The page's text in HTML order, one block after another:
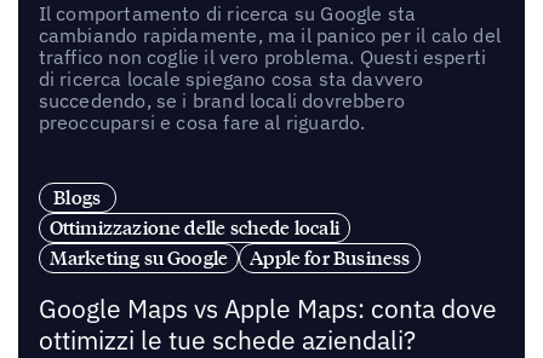
Il comportamento di ricerca su Google sta
cambiando rapidamente, ma il panico per il calo del
traffico non coglie il vero problema. Questi esperti
di ricerca locale spiegano cosa sta davvero
succedendo, se i brand locali dovrebbero
preoccuparsi e cosa fare al riguardo.
Blogs
Ottimizzazione delle schede locali
Marketing su Google
Apple for Business
Google Maps vs Apple Maps: conta dove
ottimizzi le tue schede aziendali?